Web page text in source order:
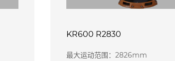
KR600 R2830
最大运动范围：2826mm